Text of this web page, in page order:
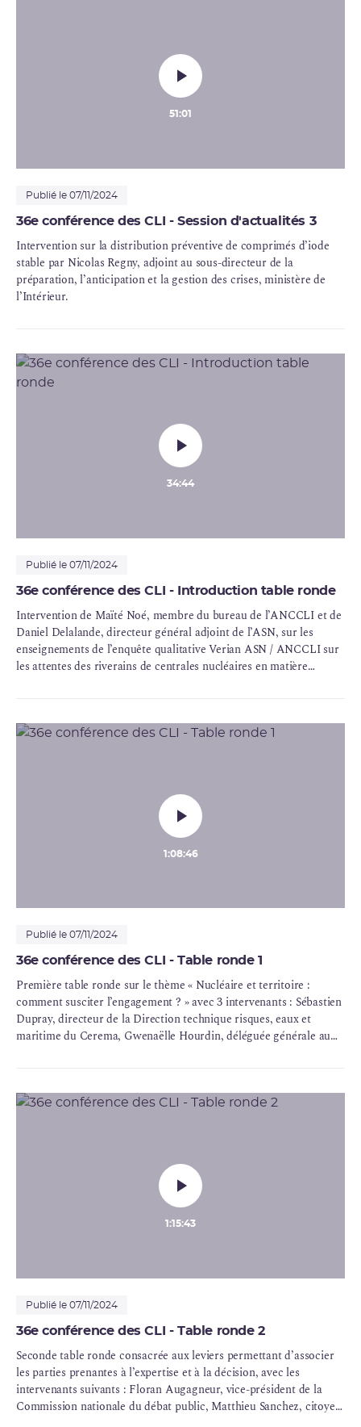
51:01
Publié le 07/11/2024
36e conférence des CLI - Session d'actualités 3
Intervention sur la distribution préventive de comprimés d’iode
stable par Nicolas Regny, adjoint au sous-directeur de la
préparation, l’anticipation et la gestion des crises, ministère de
l’Intérieur.
34:44
Publié le 07/11/2024
36e conférence des CLI - Introduction table ronde
Intervention de Maïté Noé, membre du bureau de l’ANCCLI et de
Daniel Delalande, directeur général adjoint de l’ASN, sur les
enseignements de l’enquête qualitative Verian ASN / ANCCLI sur
les attentes des riverains de centrales nucléaires en matière
1:08:46
Publié le 07/11/2024
36e conférence des CLI - Table ronde 1
Première table ronde sur le thème « Nucléaire et territoire :
comment susciter l’engagement ? » avec 3 intervenants : Sébastien
Dupray, directeur de la Direction technique risques, eaux et
maritime du Cerema, Gwenaëlle Hourdin, déléguée générale au
l’ASN.
1:15:43
Publié le 07/11/2024
36e conférence des CLI - Table ronde 2
Seconde table ronde consacrée aux leviers permettant d’associer
les parties prenantes à l’expertise et à la décision, avec les
intervenants suivants : Floran Augagneur, vice-président de la
Commission nationale du débat public, Matthieu Sanchez, citoyen